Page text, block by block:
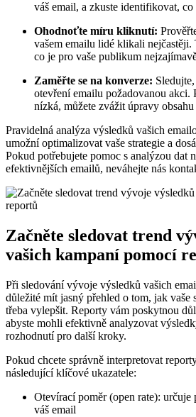
váš email, a zkuste identifikovat,
Ohodnoťte míru kliknutí:
vašem emailu lidé klikali nejčastěji.
co je pro vaše publikum
Zaměřte se na konverze:
otevření emailu požadovanou akci.
nízká, můžete zvážit úpravy
Pravidelná analýza výsledků vašich
umožní optimalizovat vaše strategie a
Pokud potřebujete pomoc s analýzou dat
efektivnějších emailů, neváhejte nás
Začněte sledovat trend
vašich kampaní pomocí
Při sledování vývoje výsledků vašich
důležité mít jasný přehled o tom, jak vaše
třeba vylepšit. Reporty vám poskytnou
abyste mohli efektivně analyzovat
rozhodnutí pro další kroky.
Pokud chcete správně interpretovat
následující klíčové ukazatele:
Otevírací poměr (open rate):
váš email